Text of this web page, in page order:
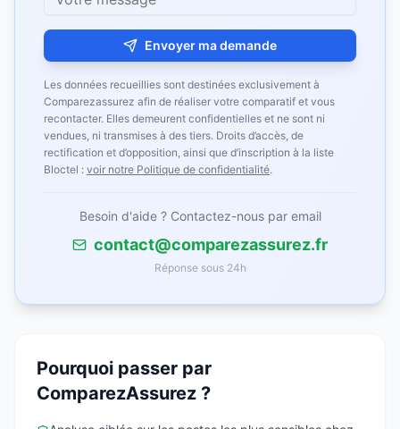
Envoyer ma demande
Les données recueillies sont destinées exclusivement à
Comparezassurez afin de réaliser votre comparatif et vous
recontacter. Elles demeurent confidentielles et ne sont ni
vendues, ni transmises à des tiers. Droits d’accès, de
rectification et d’opposition, ainsi que d’inscription à la liste
Bloctel : voir notre Politique de confidentialité.
Besoin d'aide ? Contactez-nous par email
contact@comparezassurez.fr
Réponse sous 24h
Pourquoi passer par
ComparezAssurez ?